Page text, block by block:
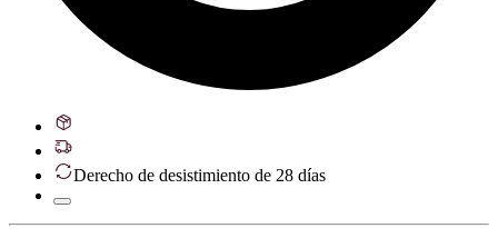
Derecho de desistimiento de 28 días